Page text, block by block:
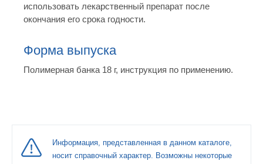
использовать лекарственный препарат после
окончания его срока годности.
Форма выпуска
Полимерная банка 18 г, инструкция по применению.
Информация, представленная в данном каталоге,
носит справочный характер. Возможны некоторые